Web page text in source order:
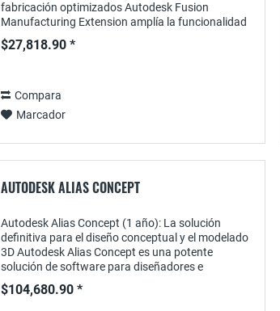
fabricación optimizados Autodesk Fusion
Manufacturing Extension amplía la funcionalidad
de Fusion 360 proporcionando herramientas
especializadas para...
$27,818.90 *
Compara
Marcador
AUTODESK ALIAS CONCEPT
Autodesk Alias Concept (1 año): La solución
definitiva para el diseño conceptual y el modelado
3D Autodesk Alias Concept es una potente
solución de software para diseñadores e
ingenieros especializados en la creación de
diseños...
$104,680.90 *